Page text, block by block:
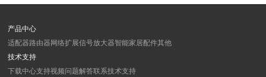
产品中心
适配器路由器 网络扩展信号放大器智能家居配件其他
技术支持
下载中心支持视频问题解答联系技术支持